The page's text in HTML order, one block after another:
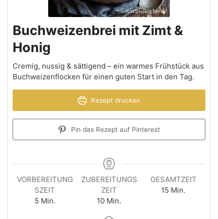
Buchweizenbrei mit Zimt &
Honig
Cremig, nussig & sättigend – ein warmes Frühstück aus
Buchweizenflocken für einen guten Start in den Tag.
Rezept drucken
Pin das Rezept auf Pinterest
VORBEREITUNG
SZEIT
5 Min.
ZUBEREITUNGS
ZEIT
10 Min.
GESAMTZEIT
15 Min.